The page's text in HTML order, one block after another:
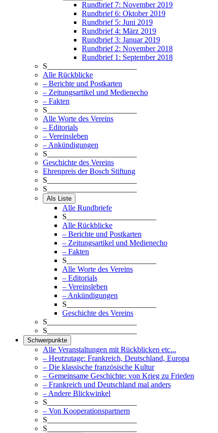
Rundbrief 7: November 2019
Rundbrief 6: Oktober 2019
Rundbrief 5: Juni 2019
Rundbrief 4: März 2019
Rundbrief 3: Januar 2019
Rundbrief 2: November 2018
Rundbrief 1: September 2018
S_______________________
Alle Rückblicke
– Berichte und Postkarten
– Zeitungsartikel und Medienecho
– Fakten
S_______________________
Alle Worte des Vereins
– Editorials
– Vereinsleben
– Ankündigungen
S_______________________
Geschichte des Vereins
Ehrenpreis der Bosch Stiftung
S_______________________
S_______________________
Als Liste
Alle Rundbriefe
S_______________________
Alle Rückblicke
– Berichte und Postkarten
– Zeitungsartikel und Medienecho
– Fakten
S_______________________
Alle Worte des Vereins
– Editorials
– Vereinsleben
– Ankündigungen
S_______________________
Geschichte des Vereins
S_______________________
S_______________________
Schwerpunkte
Alle Veranstaltungen mit Rückblicken etc...
– Heutzutage: Frankreich, Deutschland, Europa
– Die klassische französische Kultur
– Gemeinsame Geschichte: von Krieg zu Frieden
– Frankreich und Deutschland mal anders
– Andere Blickwinkel
S_______________________
– Von Kooperationspartnern
S_______________________
S_______________________